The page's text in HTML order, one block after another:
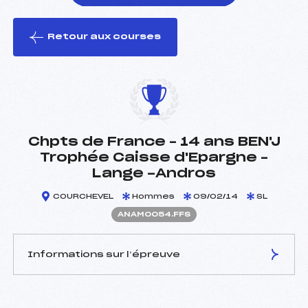
le ski
Retour aux courses
Chpts de France – 14 ans BEN'J
Trophée Caisse d'Epargne –
Lange -Andros
COURCHEVEL Hommes 09/02/14 SL
ANAM0054.FFS
Informations sur l’épreuve